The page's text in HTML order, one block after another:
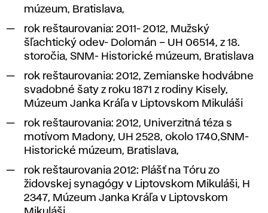
múzeum, Bratislava,
rok reštaurovania: 2011- 2012, Mužský
šľachtický odev- Dolomán – UH 06514, z 18.
storočia, SNM- Historické múzeum, Bratislava
rok reštaurovania: 2012, Zemianske hodvábne
svadobné šaty z roku 1871 z rodiny Kisely,
Múzeum Janka Kráľa v Liptovskom Mikuláši
rok reštaurovania: 2012, Univerzitná téza s
motívom Madony, UH 2528, okolo 1740,SNM-
Historické múzeum, Bratislava,
rok reštaurovania 2012: Plášť na Tóru zo
židovskej synagógy v Liptovskom Mikuláši, H
2347, Múzeum Janka Kráľa v Liptovskom